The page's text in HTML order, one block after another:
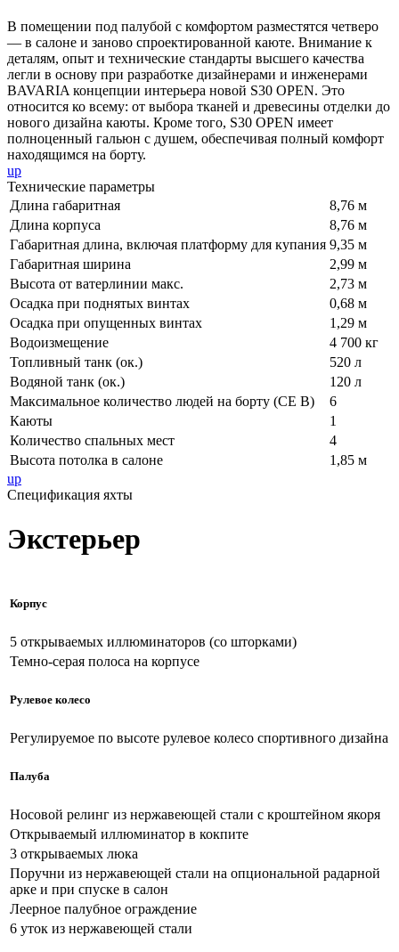
В помещении под палубой с комфортом разместятся четверо
— в салоне и заново спроектированной каюте. Внимание к
деталям, опыт и технические стандарты высшего качества
легли в основу при разработке дизайнерами и инженерами
BAVARIA концепции интерьера новой S30 OPEN. Это
относится ко всему: от выбора тканей и древесины отделки до
нового дизайна каюты. Кроме того, S30 OPEN имеет
полноценный гальюн с душем, обеспечивая полный комфорт
находящимся на борту.
up
Технические параметры
Длина габаритная
8,76 м
Длина корпуса
8,76 м
Габаритная длина, включая платформу для купания 9,35 м
Габаритная ширина
2,99 м
Высота от ватерлинии макс.
2,73 м
Осадка при поднятых винтах
0,68 м
Осадка при опущенных винтах
1,29 м
Водоизмещение
4 700 кг
Топливный танк (ок.)
520 л
Водяной танк (ок.)
120 л
Максимальное количество людей на борту (CE B)
6
Каюты
1
Количество спальных мест
4
Высота потолка в салоне
1,85 м
up
Спецификация яхты
Экстерьер
Корпус
5 открываемых иллюминаторов (со шторками)
Темно-серая полоса на корпусе
Рулевое колесо
Регулируемое по высоте рулевое колесо спортивного дизайна
Палуба
Носовой релинг из нержавеющей стали с кроштейном якоря
Открываемый иллюминатор в кокпите
3 открываемых люка
Поручни из нержавеющей стали на опциональной радарной
арке и при спуске в салон
Леерное палубное ограждение
6 уток из нержавеющей стали